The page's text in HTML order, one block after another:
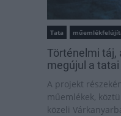
Tata
Történelmi táj,
megújul a
A projekt
műemlékek,
közeli